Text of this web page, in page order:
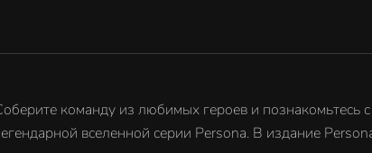
команду из любимых героев и познакомьтесь
вселенной серии Persona. В издание